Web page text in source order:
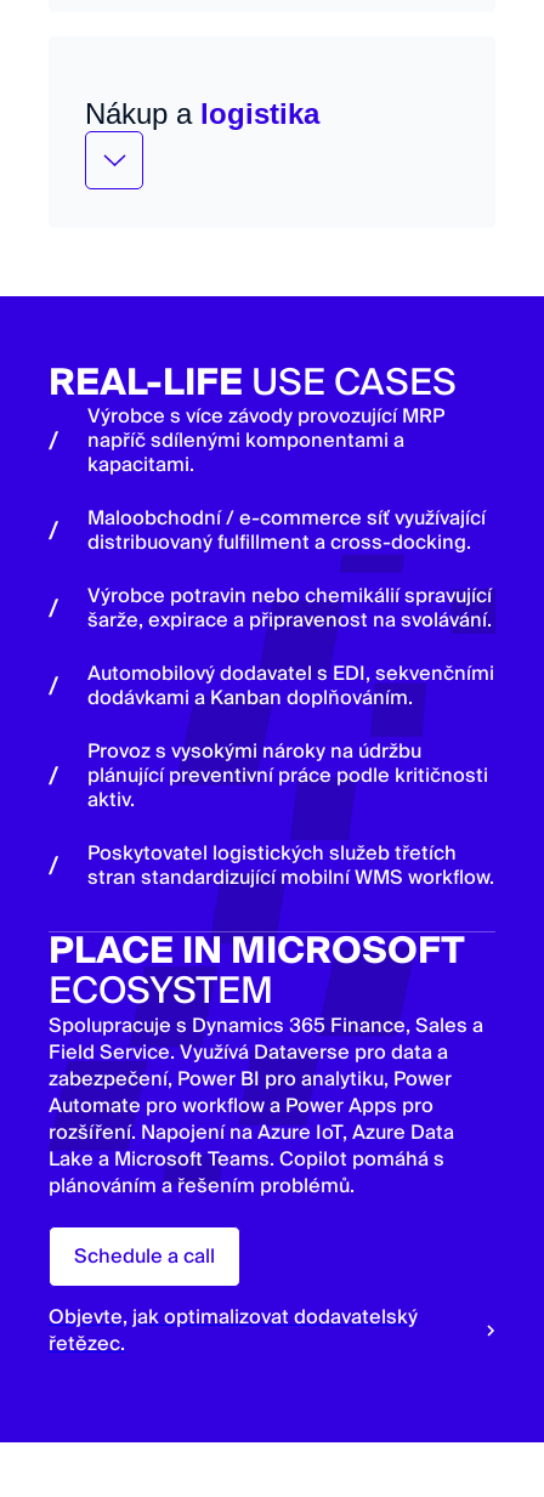
Nákup a logistika
Řízení dodavatelů, nákupu a dopravy s
plnou sledovatelností a compliance
reportingem.
REAL-LIFEUSE CASES
Výrobce s více závody provozující MRP
napříč sdílenými komponentami a
kapacitami.
Maloobchodní / e-commerce síť využívající
distribuovaný fulfillment a cross-docking.
Výrobce potravin nebo chemikálií spravující
šarže, expirace a připravenost na svolávání.
Automobilový dodavatel s EDI, sekvenčními
dodávkami a Kanban doplňováním.
Provoz s vysokými nároky na údržbu
plánující preventivní práce podle kritičnosti
aktiv.
Poskytovatel logistických služeb třetích
stran standardizující mobilní WMS workflow.
PLACE IN MICROSOFT
ECOSYSTEM
Spolupracuje s Dynamics 365 Finance, Sales a
Field Service. Využívá Dataverse pro data a
zabezpečení, Power BI pro analytiku, Power
Automate pro workflow a Power Apps pro
rozšíření. Napojení na Azure IoT, Azure Data
Lake a Microsoft Teams. Copilot pomáhá s
plánováním a řešením problémů.
Schedule a call
Objevte, jak optimalizovat dodavatelský
řetězec.